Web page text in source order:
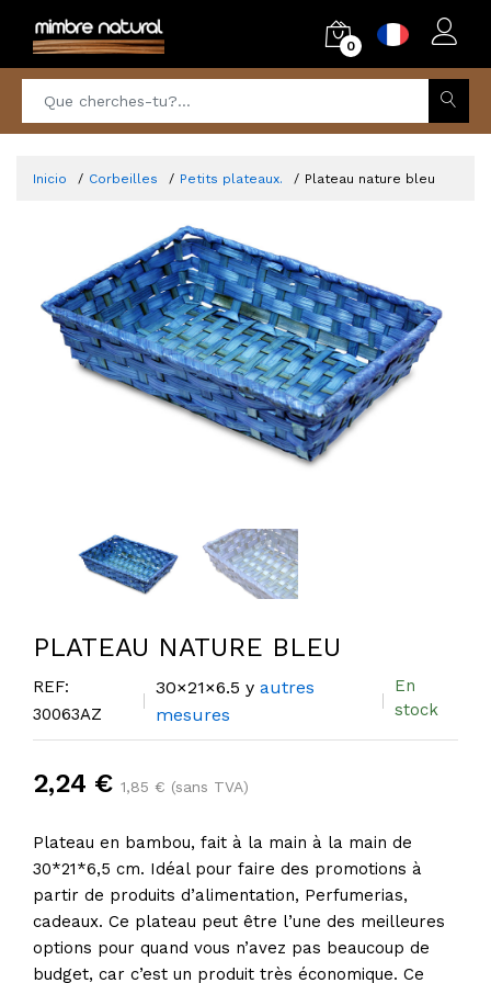
0
Inicio Corbeilles Petits plateaux. Plateau nature bleu
PLATEAU NATURE BLEU
REF:
30063AZ
30×21×6.5 y autres
mesures
En
stock
2,24 € 1,85 € (sans TVA)
Plateau en bambou, fait à la main à la main de
30*21*6,5 cm. Idéal pour faire des promotions à
partir de produits d’alimentation, Perfumerias,
cadeaux. Ce plateau peut être l’une des meilleures
options pour quand vous n’avez pas beaucoup de
budget, car c’est un produit très économique. Ce